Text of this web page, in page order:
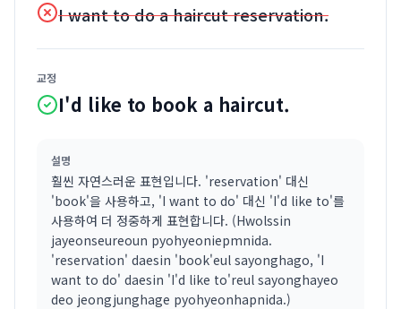
I want to do a haircut reservation.
교정
I'd like to book a haircut.
설명
훨씬 자연스러운 표현입니다. 'reservation' 대신
'book'을 사용하고, 'I want to do' 대신 'I'd like to'를
사용하여 더 정중하게 표현합니다. (Hwolssin
jayeonseureoun pyohyeoniepmnida.
'reservation' daesin 'book'eul sayonghago, 'I
want to do' daesin 'I'd like to'reul sayonghayeo
deo jeongjunghage pyohyeonhapnida.)